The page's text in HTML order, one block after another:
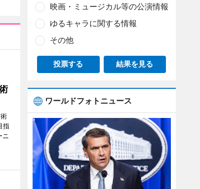
指
ニ
映画・ミュージカル等の公演情報
ゆるキャラに関する情報
その他
投票する 結果を見る
ワールドフォトニュース